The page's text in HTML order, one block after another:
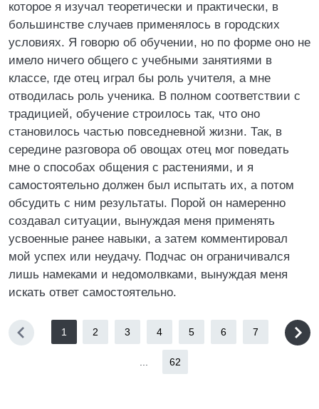
которое я изучал теоретически и практически, в
большинстве случаев применялось в городских
условиях. Я говорю об обучении, но по форме оно не
имело ничего общего с учебными занятиями в
классе, где отец играл бы роль учителя, а мне
отводилась роль ученика. В полном соответствии с
традицией, обучение строилось так, что оно
становилось частью повседневной жизни. Так, в
середине разговора об овощах отец мог поведать
мне о способах общения с растениями, и я
самостоятельно должен был испытать их, а потом
обсудить с ним результаты. Порой он намеренно
создавал ситуации, вынуждая меня применять
усвоенные ранее навыки, а затем комментировал
мой успех или неудачу. Подчас он ограничивался
лишь намеками и недомолвками, вынуждая меня
искать ответ самостоятельно.
1 2 3 4 5 6 7
62